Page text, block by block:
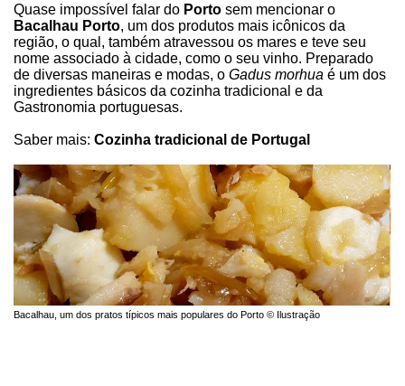
Quase impossível falar do Porto sem mencionar o
Bacalhau Porto, um dos produtos mais icônicos da
região, o qual, também atravessou os mares e teve seu
nome associado à cidade, como o seu vinho. Preparado
de diversas maneiras e modas, o Gadus morhua é um dos
ingredientes básicos da cozinha tradicional e da
Gastronomia portuguesas.
Saber mais: Cozinha tradicional de Portugal
Bacalhau, um dos pratos típicos mais populares do Porto © Ilustração